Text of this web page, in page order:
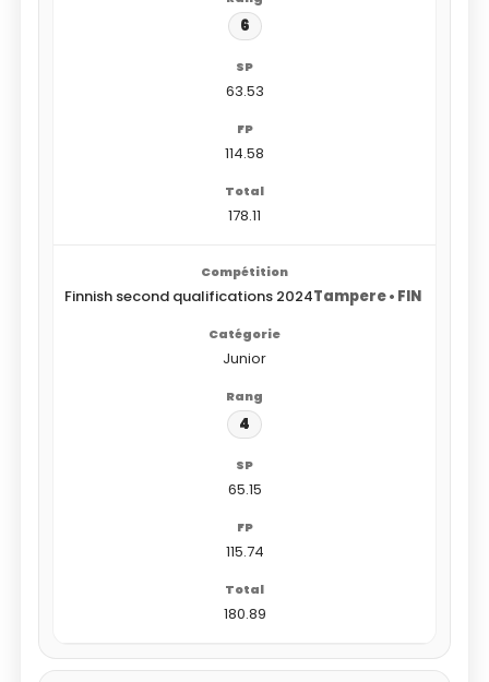
6
63.53
114.58
178.11
Finnish second qualifications 2024Tampere • FIN
Junior
4
65.15
115.74
180.89